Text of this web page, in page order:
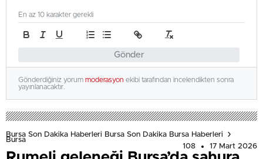
Gönder
En az 10 karakter gerekli
Gönderdiğiniz yorum moderasyon ekibi tarafından incelendikten sonra
yayınlanacaktır.
Bursa Son Dakika Haberleri Bursa Son Dakika Bursa Haberleri
Bursa
108
17 Mart 2026